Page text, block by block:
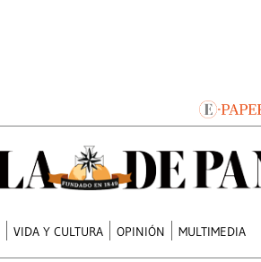
VIDA Y CULTURA OPINIÓN MULTIMEDIA